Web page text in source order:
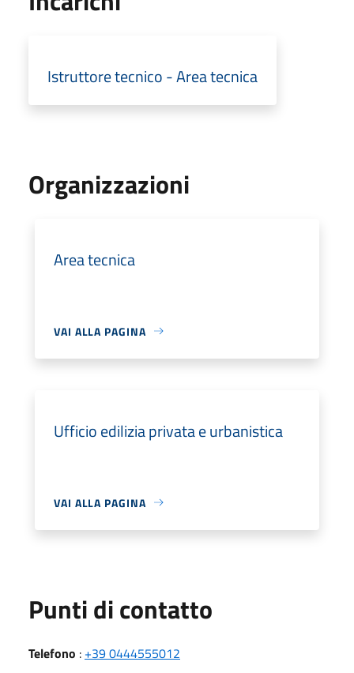
Istruttore tecnico - Area tecnica
Organizzazioni
Area tecnica
VAI ALLA PAGINA
Ufficio edilizia privata e urbanistica
VAI ALLA PAGINA
Punti di contatto
Telefono : +39 0444555012